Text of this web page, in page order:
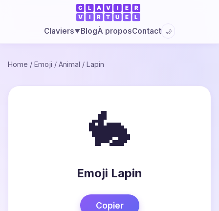
Claviers▼BlogÀ proposContact 🌙
Home / Emoji / Animal / Lapin
🐇
Emoji Lapin
Copier